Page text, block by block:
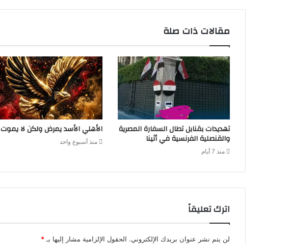
مقالات ذات صلة
تهديدات بقنابل تطال السفارة المصرية
والقنصلية الفرنسية في أثينا
منذ 7 أيام
الأهلي الأسد يمرض ولكن لا يموت
منذ أسبوع واحد
اترك تعليقاً
لن يتم نشر عنوان بريدك الإلكتروني. الحقول الإلزامية مشار إليها بـ*